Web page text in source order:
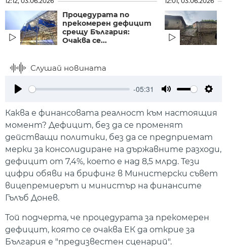
Процедурата по
прекомерен дефицит
срещу България:
Очаква се...
Слушай новината
-05:31
Каква е финансовата реалност към настоящия
момент? Дефицит, без да се променят
действащи политики, без да се предприемат
мерки за консолидиране на държавните разходи,
дефицит от 7,4%, което е над 8,5 млрд. Тези
цифри обяви на брифинг в Министерски съвет
вицепремиерът и министър на финансите
Гълъб Донев.
Той подчерта, че процедурата за прекомерен
дефицит, която се очаква ЕК да открие за
България е "предизвестен сценарий".